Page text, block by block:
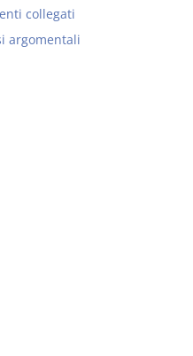
collegati
argomentali